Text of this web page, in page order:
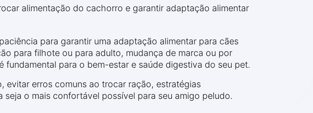
alimentação do cachorro e garantir adaptação alimentar
para garantir uma adaptação alimentar para cães
para filhote ou para adulto, mudança de marca ou por
para o bem-estar e saúde digestiva do seu pet.
evitar erros comuns ao trocar ração, estratégias
o mais confortável possível para seu amigo peludo.